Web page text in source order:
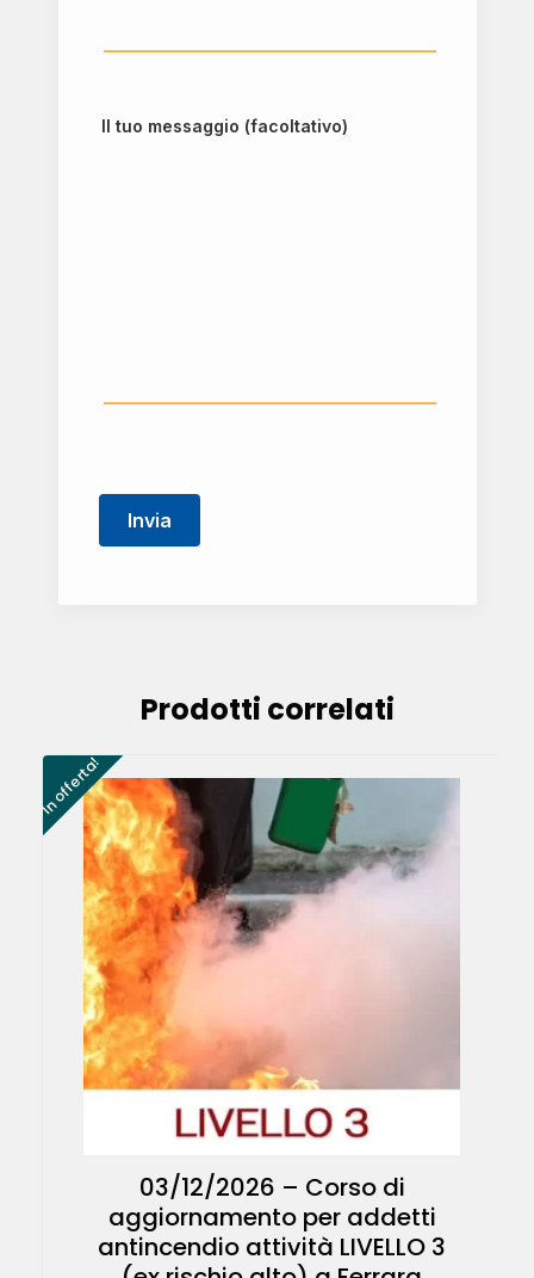
Il tuo messaggio (facoltativo)
Prodotti correlati
In offerta!
03/12/2026 – Corso di
aggiornamento per addetti
antincendio attività LIVELLO 3